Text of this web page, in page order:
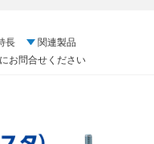
長
関連製品
お問合せください